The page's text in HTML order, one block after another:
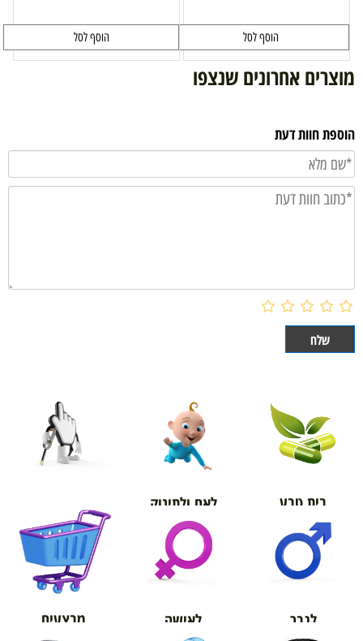
הוסף לסל הוסף לסל
מוצרים אחרונים שנצפו
הוספת חוות דעת
בית טבע לאם ולתינוק
אורטופדיה
לגבר לאישה מבצעים